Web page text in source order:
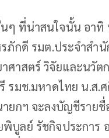
ๆ ที่น่าสนใจนั้น อาทิ
ภักดี รมต.ประจำสำ
ศาสตร์ วิจัยและนวั
รมช.มหาดไทย น.ส.
ายกฯ จะลงบัญชีรา
บูลย์ รัชกิจประกา